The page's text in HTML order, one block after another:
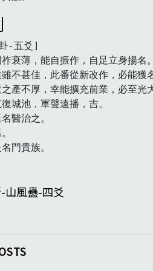
-五爻]
衰薄，能自振作，自足立身揚名。
不甚佳，此番從新改作，必能獲
產不厚，幸能擴充前業，必至光
城池，軍聲遠播，吉。
醫治之。
門貴族。
山風蠱-四爻